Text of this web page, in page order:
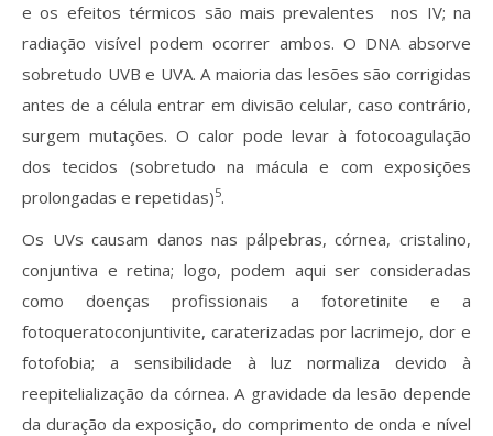
e os efeitos térmicos são mais prevalentes nos IV; na
radiação visível podem ocorrer ambos. O DNA absorve
sobretudo UVB e UVA. A maioria das lesões são corrigidas
antes de a célula entrar em divisão celular, caso contrário,
surgem mutações. O calor pode levar à fotocoagulação
dos tecidos (sobretudo na mácula e com exposições
prolongadas e repetidas)5.
Os UVs causam danos nas pálpebras, córnea, cristalino,
conjuntiva e retina; logo, podem aqui ser consideradas
como doenças profissionais a fotoretinite e a
fotoqueratoconjuntivite, caraterizadas por lacrimejo, dor e
fotofobia; a sensibilidade à luz normaliza devido à
reepitelialização da córnea. A gravidade da lesão depende
da duração da exposição, do comprimento de onda e nível